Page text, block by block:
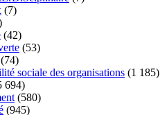
(7)
(42)
(53)
(74)
sociale des organisations (1 185)
694)
(580)
(945)